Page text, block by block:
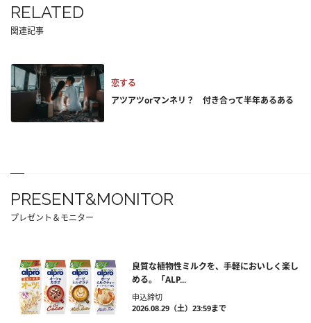
RELATED
関連記事
恋する
アツアツorマンネリ？ 付き合って半年あるある
PRESENT&MONITOR
プレゼント＆モニター
良質な植物性ミルクを、手軽においしく楽し
める。「ALP...
申込締切
2026.08.29（土）23:59まで